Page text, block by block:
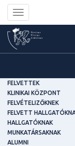
Toggle
navigation
FELVETTEK
KLINIKAI KÖZPONT
FELVÉTELIZŐKNEK
FELVETT
HALLGATÓKNAK
MUNKATÁRSAKNAK
ALUMNI